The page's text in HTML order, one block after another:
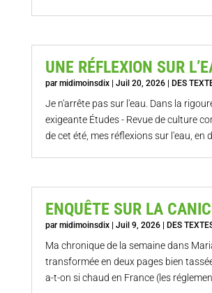
UNE RÉFLEXION SUR
par midimoinsdix| Juil 20, 2026| DES
Je n'arrête pas sur l'eau. Dans la
exigeante Études - Revue de culture
de cet été, mes réflexions sur l'eau, en
ENQUÊTE SUR LA
par midimoinsdix| Juil 9, 2026| DES
Ma chronique de la semaine dans
transformée en deux pages bien
a-t-on si chaud en France (les